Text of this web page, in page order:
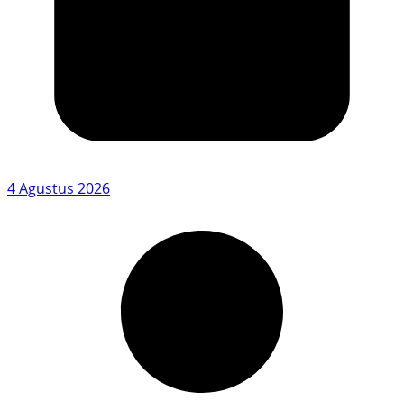
4 Agustus 2026